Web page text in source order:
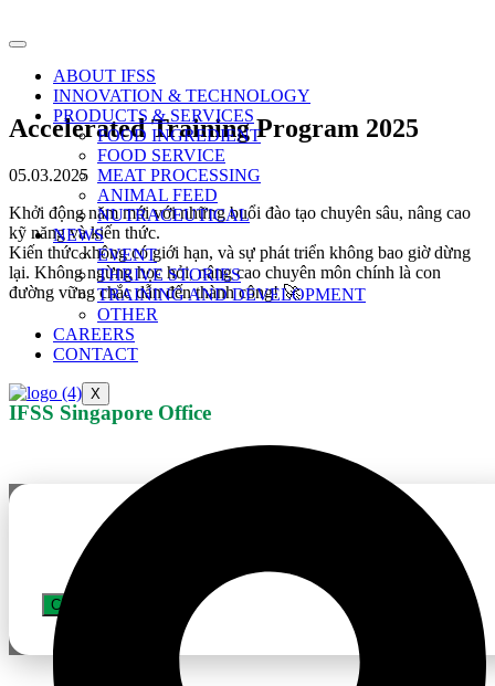
to
ABOUT IFSS
INNOVATION & TECHNOLOGY
PRODUCTS & SERVICES
FOOD INGREDIENT
FOOD SERVICE
MEAT PROCESSING
ANIMAL FEED
NUTRACEUTICAL
NEWS
EVENT
THRIVE STORIES
TRAINING AND DEVELOPMENT
OTHER
CAREERS
CONTACT
X
Accelerated Training Program 2025
05.03.2025
Khởi động năm mới với những buổi đào tạo chuyên sâu, nâng cao
kỹ năng và kiến thức.
Kiến thức không có giới hạn, và sự phát triển không bao giờ dừng
lại. Không ngừng học hỏi, nâng cao chuyên môn chính là con
đường vững chắc dẫn đến thành công! 🚀
IFSS Singapore Office
CLOSE